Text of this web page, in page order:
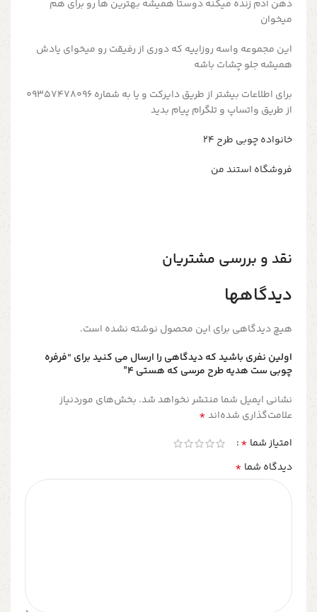
ذهن آدم زنده میکنه دوستا همیشه بهترین ها رو برای هم
میخوان
این مجموعه واسه روزاییه که دوری از رفیقت رو میخوای یادش
همیشه جلو چشات باشه
برای اطلاعات بیشتر از طریق دایرکت و یا به شماره 09357478096
از طریق واتساپ و تلگرام پیام بدید
خانواده چوبی طرح ۲۴
فروشگاه استند من
نقد و بررسی مشتریان
دیدگاهها
هیچ دیدگاهی برای این محصول نوشته نشده است.
اولین نفری باشید که دیدگاهی را ارسال می کنید برای “فرفره
چوبی ست هدیه طرح مرسی که هستی ۴”
نشانی ایمیل شما منتشر نخواهد شد. بخش‌های موردنیاز
علامت‌گذاری شده‌اند*
امتیاز شما *
دیدگاه شما *